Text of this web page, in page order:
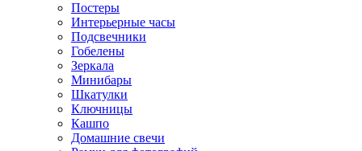
Постеры
Интерьерные часы
Подсвечники
Гобелены
Зеркала
Минибары
Шкатулки
Ключницы
Кашпо
Домашние свечи